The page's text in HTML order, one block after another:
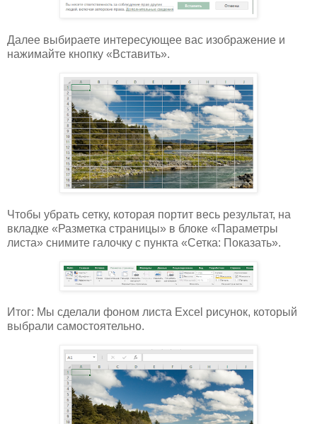
Далее выбираете интересующее вас изображение и
нажимайте кнопку «Вставить».
Чтобы убрать сетку, которая портит весь результат, на
вкладке «Разметка страницы» в блоке «Параметры
листа» снимите галочку с пункта «Сетка: Показать».
Итог: Мы сделали фоном листа Excel рисунок, который
выбрали самостоятельно.